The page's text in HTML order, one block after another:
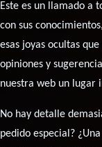
Este es un llamado a
con sus
esas joyas ocultas que
opiniones y
nuestra web un lugar
No hay detalle
pedido especial?